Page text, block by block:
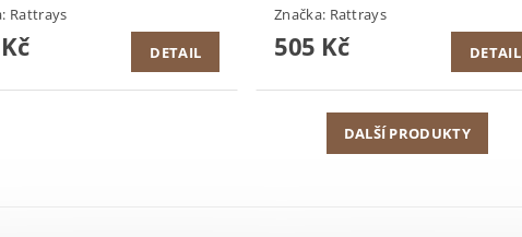
Rattrays
DETAIL
Značka: Rattrays
505 Kč DETAIL
DALŠÍ PRODUKTY